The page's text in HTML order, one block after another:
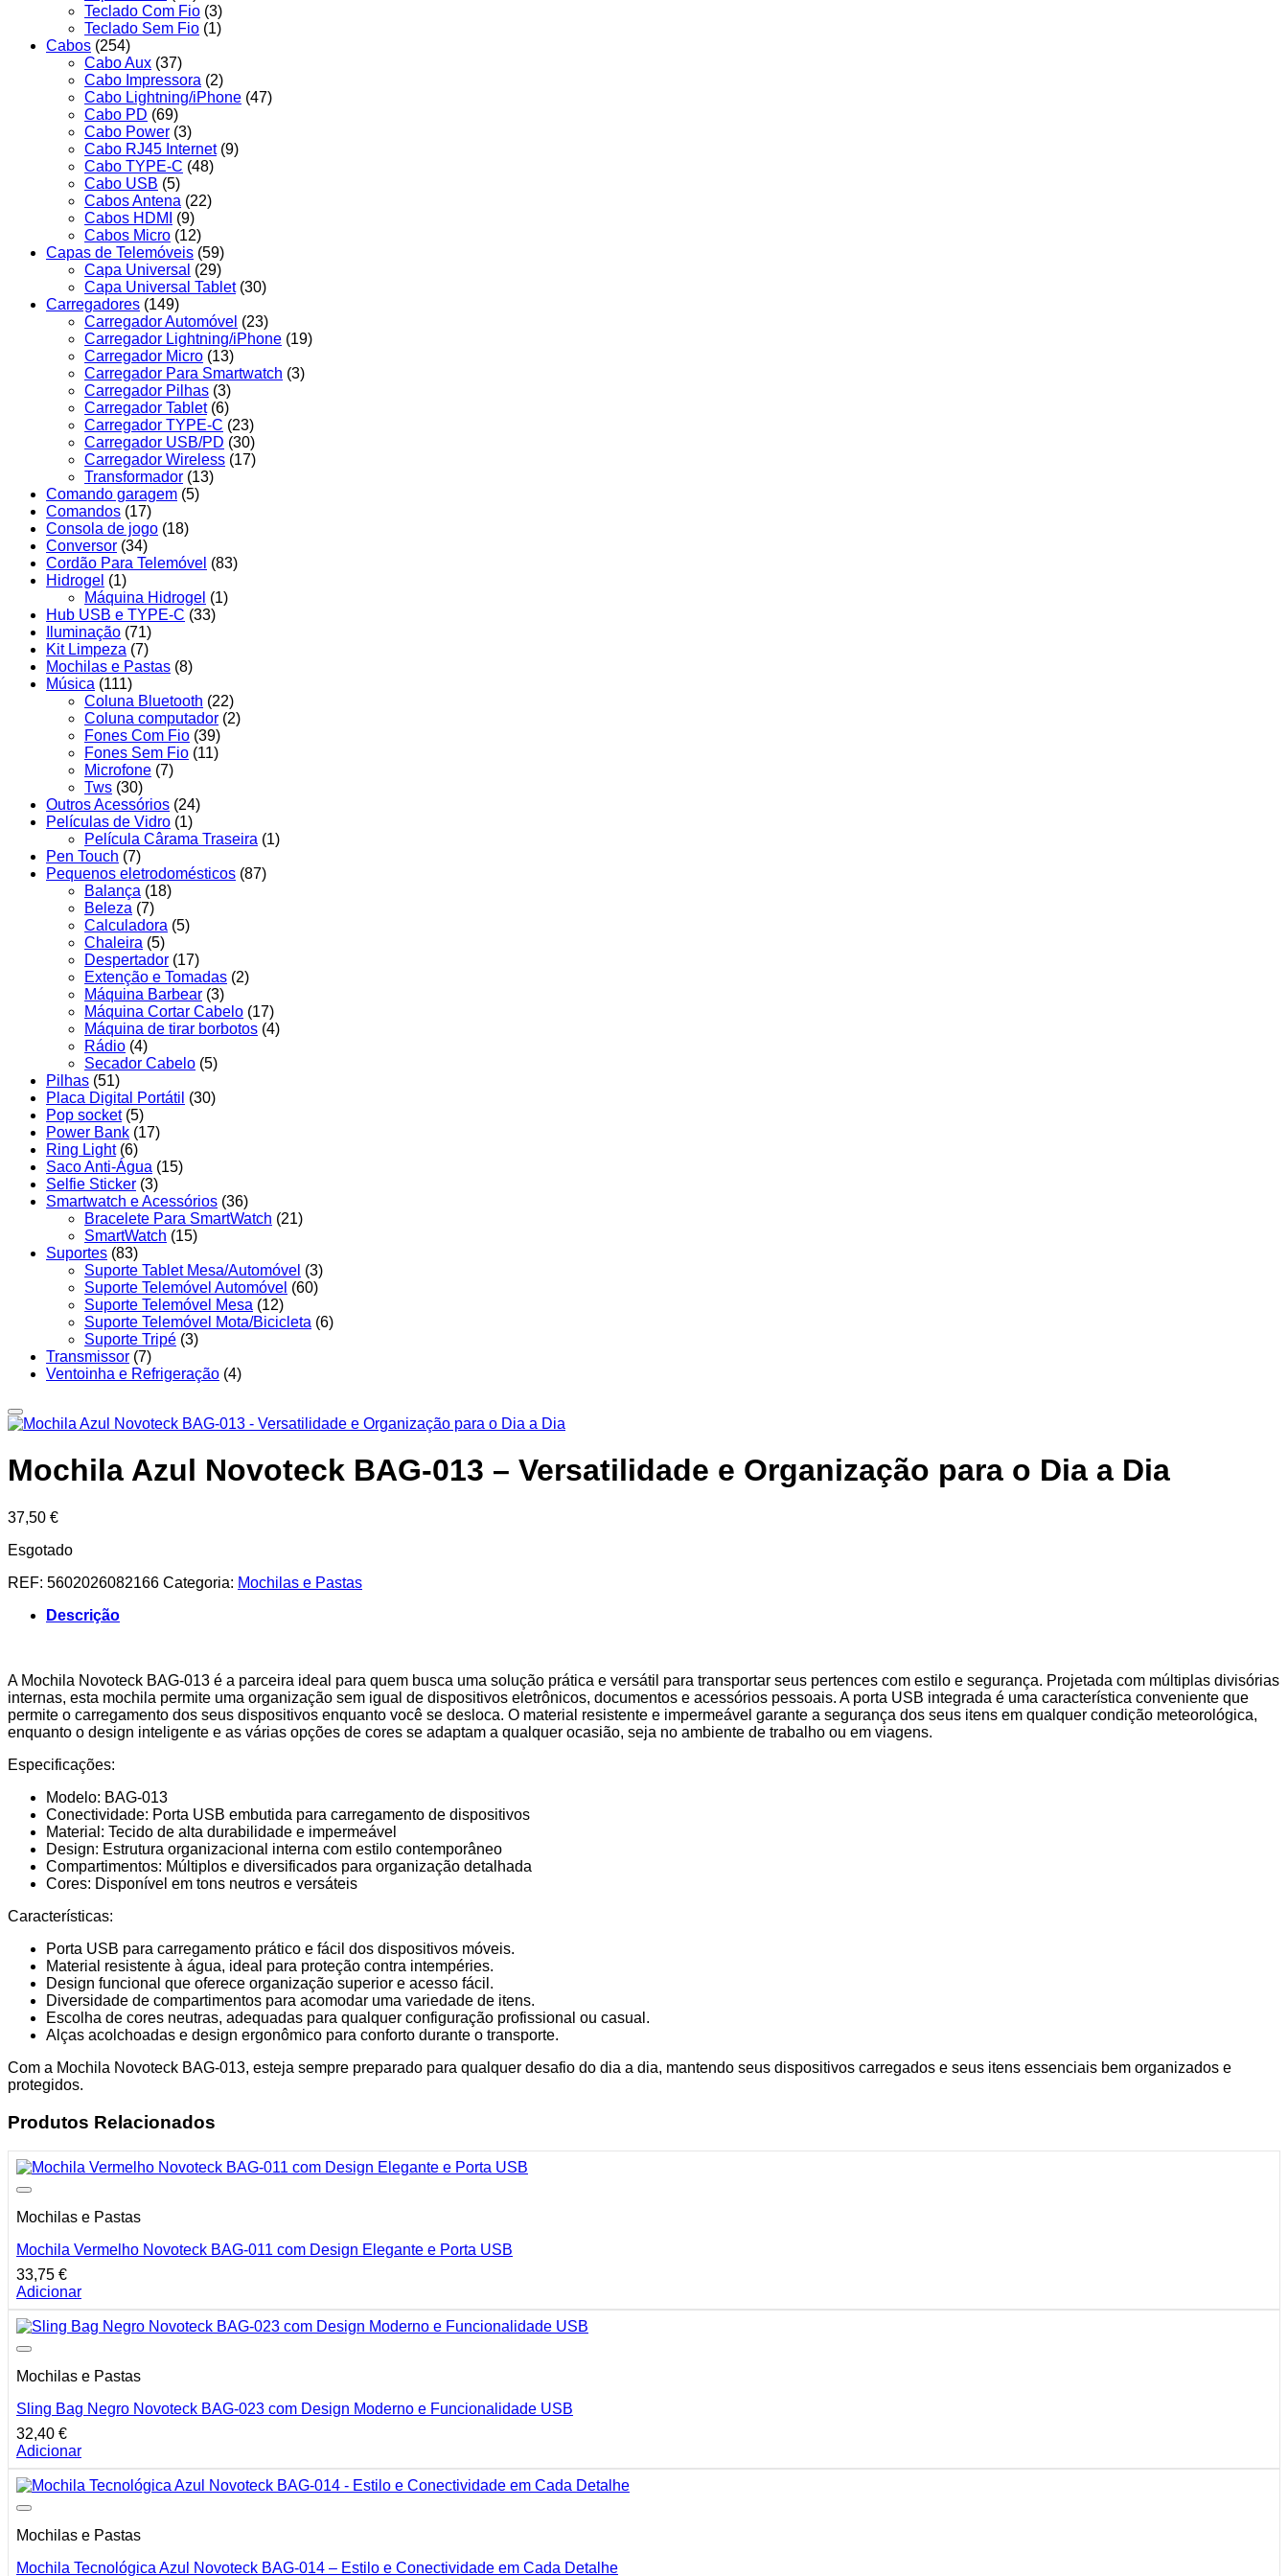
Teclado Com Fio (3)
Teclado Sem Fio (1)
Cabos (254)
Cabo Aux (37)
Cabo Impressora (2)
Cabo Lightning/iPhone (47)
Cabo PD (69)
Cabo Power (3)
Cabo RJ45 Internet (9)
Cabo TYPE-C (48)
Cabo USB (5)
Cabos Antena (22)
Cabos HDMI
(9)
Cabos Micro (12)
Capas de Telemóveis (59)
Capa Universal (29)
Capa Universal Tablet (30)
Carregadores (149)
Carregador Automóvel (23)
Carregador Lightning/iPhone (19)
Carregador Micro (13)
Carregador Para Smartwatch (3)
Carregador Pilhas (3)
Carregador Tablet (6)
Carregador TYPE-C (23)
Carregador USB/PD (30)
Carregador Wireless (17)
Transformador (13)
Comando garagem (5)
Comandos (17)
Consola de jogo (18)
Conversor (34)
Cordão Para Telemóvel (83)
Hidrogel (1)
Máquina Hidrogel (1)
Hub USB e TYPE-C (33)
Iluminação (71)
Kit Limpeza (7)
Mochilas e Pastas (8)
Música (111)
Coluna Bluetooth (22)
Coluna computador (2)
Fones Com Fio (39)
Fones Sem Fio (11)
Microfone (7)
Tws (30)
Outros Acessórios (24)
Películas de Vidro (1)
Película Cârama Traseira (1)
Pen Touch (7)
Pequenos eletrodomésticos (87)
Balança (18)
Beleza (7)
Calculadora (5)
Chaleira (5)
Despertador (17)
Extenção e Tomadas (2)
Máquina Barbear (3)
Máquina Cortar Cabelo (17)
Máquina de tirar borbotos (4)
Rádio (4)
Secador Cabelo (5)
Pilhas (51)
Placa Digital Portátil (30)
Pop socket (5)
Power Bank (17)
Ring Light (6)
Saco Anti-Água (15)
Selfie Sticker (3)
Smartwatch e Acessórios (36)
Bracelete Para SmartWatch (21)
SmartWatch (15)
Suportes (83)
Suporte Tablet Mesa/Automóvel (3)
Suporte Telemóvel Automóvel (60)
Suporte Telemóvel Mesa (12)
Suporte Telemóvel Mota/Bicicleta (6)
Suporte Tripé (3)
Transmissor (7)
Ventoinha e Refrigeração (4)
Mochila Azul Novoteck BAG-013 – Versatilidade e Organização para o Dia a Dia
37,50 €
Esgotado
REF: 5602026082166 Categoria: Mochilas e Pastas
Descrição
A Mochila Novoteck BAG-013 é a parceira ideal para quem busca uma solução prática e versátil para transportar seus pertences com estilo e segurança. Projetada com múltiplas divisórias
internas, esta mochila permite uma organização sem igual de dispositivos eletrônicos, documentos e acessórios pessoais. A porta USB integrada é uma característica conveniente que
permite o carregamento dos seus dispositivos enquanto você se desloca. O material resistente e impermeável garante a segurança dos seus itens em qualquer condição meteorológica,
enquanto o design inteligente e as várias opções de cores se adaptam a qualquer ocasião, seja no ambiente de trabalho ou em viagens.
Especificações:
Modelo: BAG-013
Conectividade: Porta USB embutida para carregamento de dispositivos
Material: Tecido de alta durabilidade e impermeável
Design: Estrutura organizacional interna com estilo contemporâneo
Compartimentos: Múltiplos e diversificados para organização detalhada
Cores: Disponível em tons neutros e versáteis
Características:
Porta USB para carregamento prático e fácil dos dispositivos móveis.
Material resistente à água, ideal para proteção contra intempéries.
Design funcional que oferece organização superior e acesso fácil.
Diversidade de compartimentos para acomodar uma variedade de itens.
Escolha de cores neutras, adequadas para qualquer configuração profissional ou casual.
Alças acolchoadas e design ergonômico para conforto durante o transporte.
Com a Mochila Novoteck BAG-013, esteja sempre preparado para qualquer desafio do dia a dia, mantendo seus dispositivos carregados e seus itens essenciais bem organizados e
protegidos.
Produtos Relacionados
Mochilas e Pastas
Mochila Vermelho Novoteck BAG-011 com Design Elegante e Porta USB
33,75 €
Adicionar
Mochilas e Pastas
Sling Bag Negro Novoteck BAG-023 com Design Moderno e Funcionalidade USB
32,40 €
Adicionar
Mochilas e Pastas
Mochila Tecnológica Azul Novoteck BAG-014 – Estilo e Conectividade em Cada Detalhe